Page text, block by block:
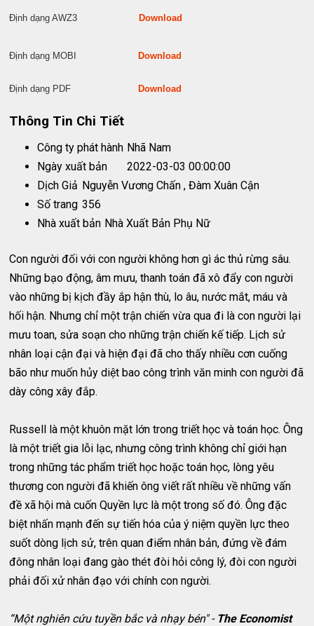
Định dạng AWZ3 Download
Định dạng MOBI Download
Định dạng PDF Download
Thông Tin Chi Tiết
Công ty phát hành Nhã Nam
Ngày xuất bản
2022-03-03 00:00:00
Dịch Giả Nguyễn Vương Chấn , Đàm Xuân Cận
Số trang 356
Nhà xuất bản Nhà Xuất Bản Phụ Nữ
Con người đối với con người không hơn gì ác thủ rừng sâu.
Những bạo động, âm mưu, thanh toán đã xô đẩy con người
vào những bị kịch đầy ắp hận thù, lo âu, nước mắt, máu và
hối hận. Nhưng chỉ một trận chiến vừa qua đi là con người lại
mưu toan, sửa soạn cho những trận chiến kế tiếp. Lịch sử
nhân loại cận đại và hiện đại đã cho thấy nhiều cơn cuống
bão như muốn hủy diệt bao công trình văn minh con người đã
dày công xây đắp.
Russell là một khuôn mặt lớn trong triết học và toán học. Ông
là một triết gia lỗi lạc, nhưng công trình không chỉ giới hạn
trong những tác phẩm triết học hoặc toán học, lòng yêu
thương con người đã khiến ông viết rất nhiều về những vấn
đề xã hội mà cuốn Quyền lực là một trong số đó. Ông đặc
biệt nhấn mạnh đến sự tiến hóa của ý niệm quyền lực theo
suốt dòng lịch sử, trên quan điểm nhân bản, đứng về đám
đông nhân loại đang gào thét đòi hỏi công lý, đòi con người
phải đối xử nhân đạo với chính con người.
“Một nghiên cứu tuyền bắc và nhạy bén" - The Economist